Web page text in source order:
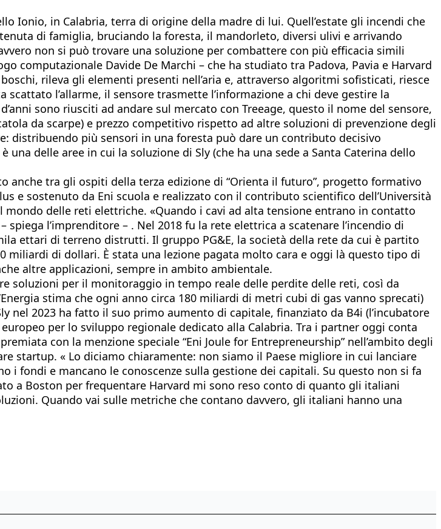
Ionio, in Calabria, terra di origine della madre di lui. Quell’estate gli incendi che
di famiglia, bruciando la foresta, il mandorleto, diversi ulivi e arrivando
non si può trovare una soluzione per combattere con più efficacia simili
computazionale Davide De Marchi – che ha studiato tra Padova, Pavia e Harvard
rileva gli elementi presenti nell’aria e, attraverso algoritmi sofisticati, riesce
scattato l’allarme, il sensore trasmette l’informazione a chi deve gestire la
sono riusciti ad andare sul mercato con Treeage, questo il nome del sensore,
da scarpe) e prezzo competitivo rispetto ad altre soluzioni di prevenzione degli
distribuendo più sensori in una foresta può dare un contributo decisivo
delle aree in cui la soluzione di Sly (che ha una sede a Santa Caterina dello
anche tra gli ospiti della terza edizione di “Orienta il futuro”, progetto formativo
e sostenuto da Eni scuola e realizzato con il contributo scientifico dell’Università
delle reti elettriche. «Quando i cavi ad alta tensione entrano in contatto
l’imprenditore – . Nel 2018 fu la rete elettrica a scatenare l’incendio di
ettari di terreno distrutti. Il gruppo PG&E, la società della rete da cui è partito
di dollari. È stata una lezione pagata molto cara e oggi là questo tipo di
altre applicazioni, sempre in ambito ambientale.
soluzioni per il monitoraggio in tempo reale delle perdite delle reti, così da
stima che ogni anno circa 180 miliardi di metri cubi di gas vanno sprecati)
nel 2023 ha fatto il suo primo aumento di capitale, finanziato da B4i (l’incubatore
per lo sviluppo regionale dedicato alla Calabria. Tra i partner oggi conta
con la menzione speciale “Eni Joule for Entrepreneurship” nell’ambito degli
startup. « Lo diciamo chiaramente: non siamo il Paese migliore in cui lanciare
i fondi e mancano le conoscenze sulla gestione dei capitali. Su questo non si fa
a Boston per frequentare Harvard mi sono reso conto di quanto gli italiani
Quando vai sulle metriche che contano davvero, gli italiani hanno una